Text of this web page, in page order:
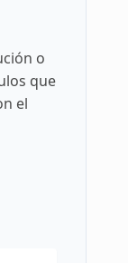
o
que
el